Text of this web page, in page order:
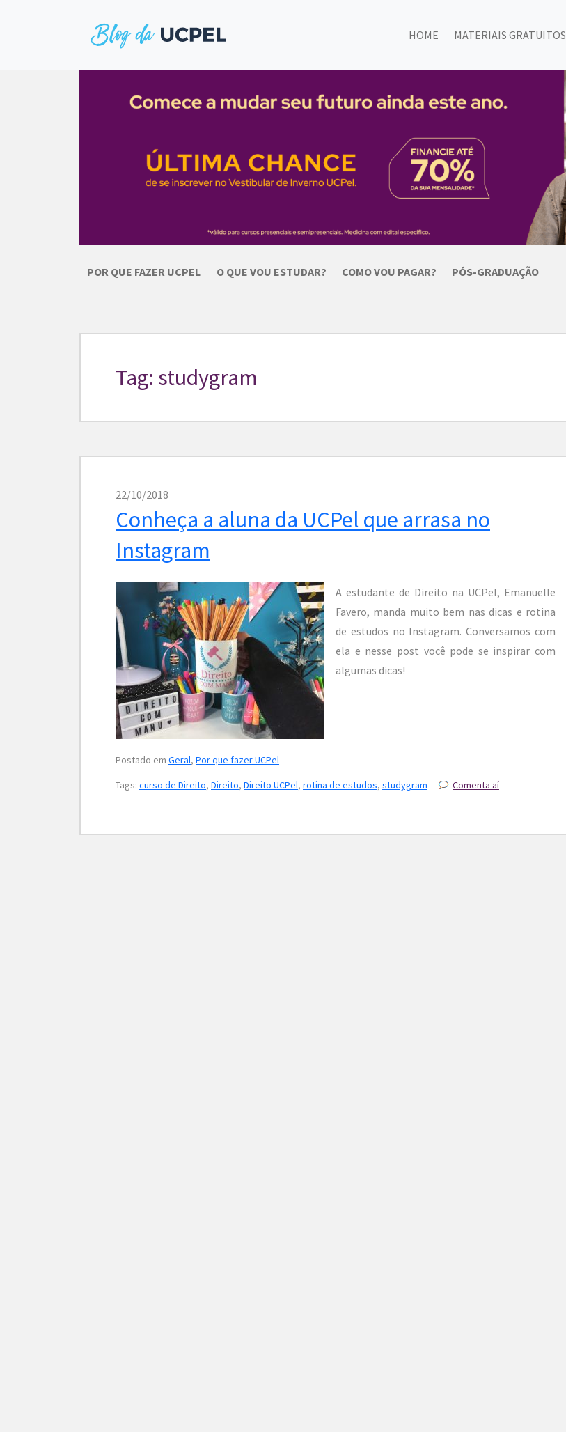
HOME MATERIAIS GRATUITOS
POR QUE FAZER UCPEL O QUE VOU ESTUDAR? COMO VOU PAGAR? PÓS-GRADUAÇÃO
Tag: studygram
22/10/2018
Conheça a aluna da UCPel que arrasa no
Instagram
A estudante de Direito na UCPel, Emanuelle
Favero, manda muito bem nas dicas e rotina
de estudos no Instagram. Conversamos com
ela e nesse post você pode se inspirar com
algumas dicas!
Postado em Geral, Por que fazer UCPel
Tags: curso de Direito, Direito, Direito UCPel, rotina de estudos, studygram Comenta aí